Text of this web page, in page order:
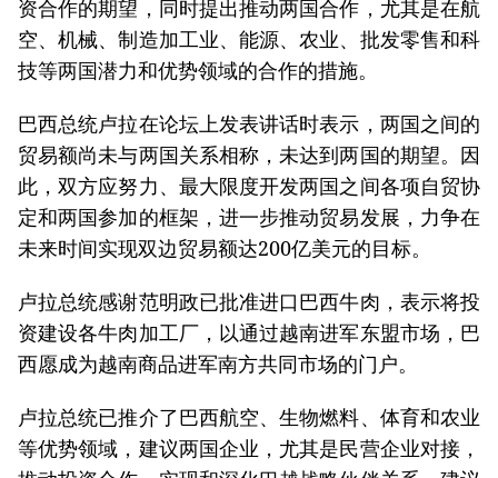
资合作的期望，同时提出推动两国合作，尤其是在航
空、机械、制造加工业、能源、农业、批发零售和科
技等两国潜力和优势领域的合作的措施。
巴西总统卢拉在论坛上发表讲话时表示，两国之间的
贸易额尚未与两国关系相称，未达到两国的期望。因
此，双方应努力、最大限度开发两国之间各项自贸协
定和两国参加的框架，进一步推动贸易发展，力争在
未来时间实现双边贸易额达200亿美元的目标。
卢拉总统感谢范明政已批准进口巴西牛肉，表示将投
资建设各牛肉加工厂，以通过越南进军东盟市场，巴
西愿成为越南商品进军南方共同市场的门户。
卢拉总统已推介了巴西航空、生物燃料、体育和农业
等优势领域，建议两国企业，尤其是民营企业对接，